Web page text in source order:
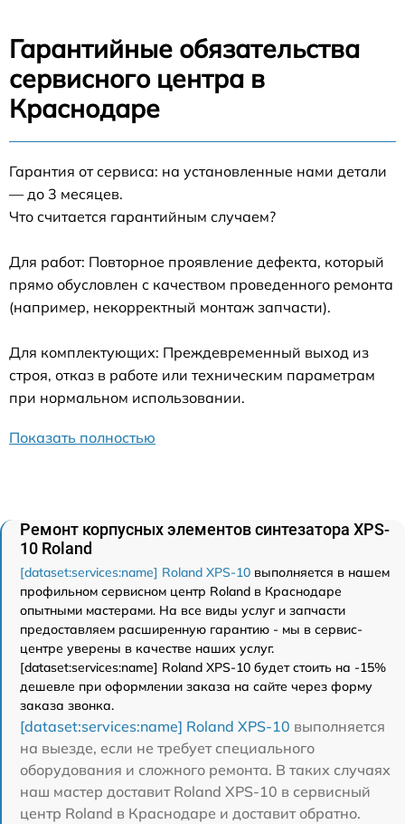
Гарантийные обязательства
сервисного центра в
Краснодаре
Гарантия от сервиса: на установленные нами детали
— до 3 месяцев.
Что считается гарантийным случаем?
Для работ: Повторное проявление дефекта, который
прямо обусловлен с качеством проведенного ремонта
(например, некорректный монтаж запчасти).
Для комплектующих: Преждевременный выход из
строя, отказ в работе или техническим параметрам
при нормальном использовании.
Показать полностью
Ремонт корпусных элементов синтезатора XPS-
10 Roland
[dataset:services:name] Roland XPS-10 выполняется в нашем
профильном сервисном центр Roland в Краснодаре
опытными мастерами. На все виды услуг и запчасти
предоставляем расширенную гарантию - мы в сервис-
центре уверены в качестве наших услуг.
[dataset:services:name] Roland XPS-10 будет стоить на -15%
дешевле при оформлении заказа на сайте через форму
заказа звонка.
[dataset:services:name] Roland XPS-10 выполняется
на выезде, если не требует специального
оборудования и сложного ремонта. В таких случаях
наш мастер доставит Roland XPS-10 в сервисный
центр Roland в Краснодаре и доставит обратно.